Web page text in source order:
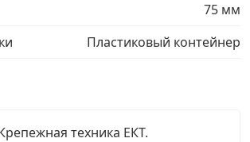
75 мм
Пластиковый контейнер
техника ЕКТ.